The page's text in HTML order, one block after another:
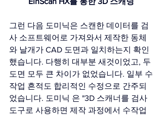
그런 다음 도미닉은 스캔한 데이터를 검
사 소프트웨어로 가져와서 제작한 동체
와 날개가 CAD 도면과 일치하는지 확인
했습니다. 다행히 대부분 새것이었고, 두
도면 모두 큰 차이가 없었습니다. 일부 수
작업 흔적도 합리적인 수정으로 간주되
었습니다. 도미닉 은 "3D 스캐너를 검사
도구로 사용하면 제작 과정에서 수작업